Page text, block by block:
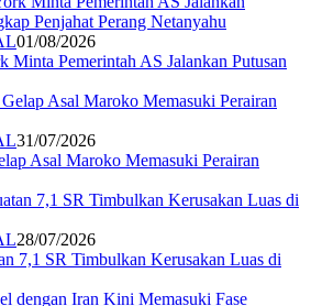
01/08/2026
Minta Pemerintah AS Jalankan Putusan
31/07/2026
Asal Maroko Memasuki Perairan
28/07/2026
7,1 SR Timbulkan Kerusakan Luas di